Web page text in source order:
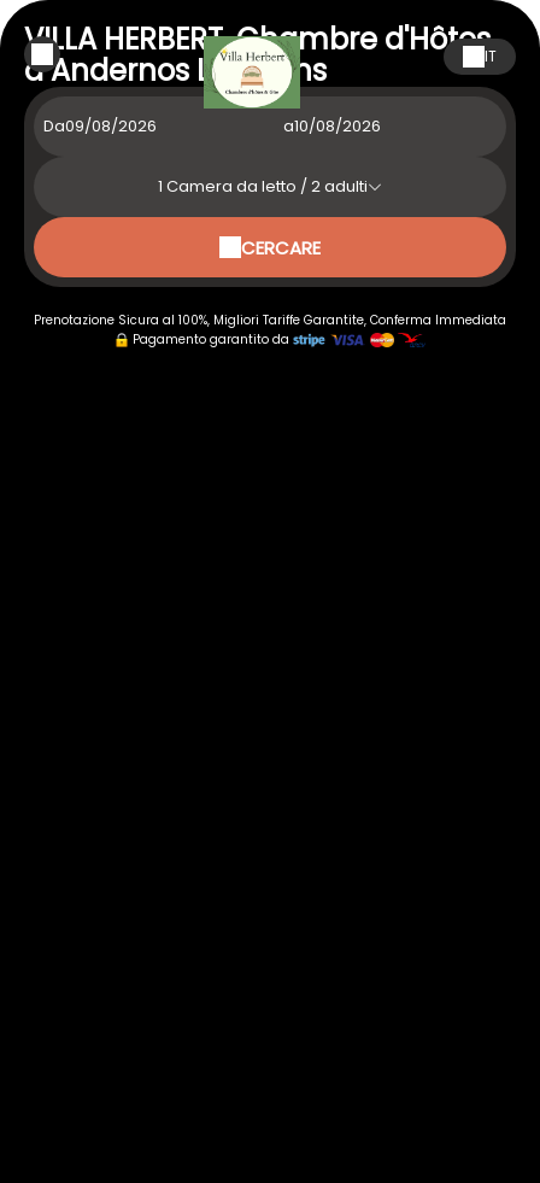
IT
VILLA HERBERT, Chambre d'Hôtes
à Andernos Les Bains
Da a
1 Camera da letto /2adulti
CERCARE
Prenotazione Sicura al 100%, Migliori Tariffe Garantite, Conferma Immediata
Pagamento garantito da